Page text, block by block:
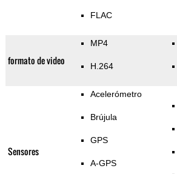
FLAC
formato de video
MP4
H.264
Sensores
Acelerómetro
Brújula
GPS
A-GPS